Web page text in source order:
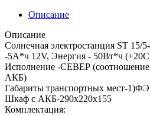
Описание
Описание
Солнечная электростанция ST
-5А*ч 12V, Энергия - 50Вт*ч
Исполнение -СЕВЕР
АКБ)
Габариты транспортных мест-
Шкаф с АКБ-290х220х155
Комплектация: